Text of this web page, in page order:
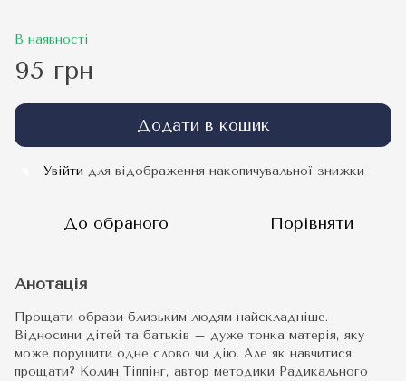
В наявності
95 грн
Додати в кошик
Увійти для відображення накопичувальної знижки
До обраного Порівняти
Анотація
Прощати образи близьким людям найскладніше.
Відносини дітей та батьків – дуже тонка матерія, яку
може порушити одне слово чи дію. Але як навчитися
прощати? Колин Тіппінг, автор методики Радикального